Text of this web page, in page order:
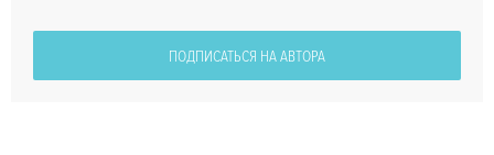
ПОДПИСАТЬСЯ НА АВТОРА